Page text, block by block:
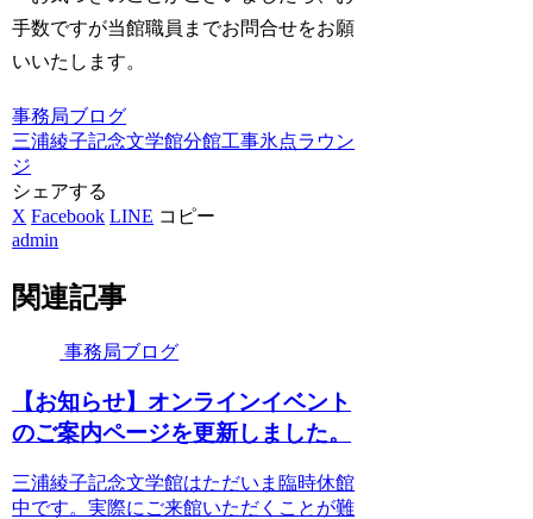
手数ですが当館職員までお問合せをお願
いいたします。
事務局ブログ
三浦綾子記念文学館分館工事氷点ラウン
ジ
シェアする
X Facebook LINE コピー
admin
関連記事
事務局ブログ
【お知らせ】オンラインイベント
のご案内ページを更新しました。
三浦綾子記念文学館はただいま臨時休館
中です。実際にご来館いただくことが難